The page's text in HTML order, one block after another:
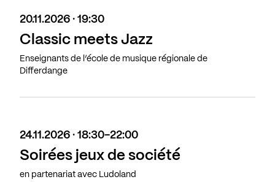
20.11.2026 · 19:30
Classic meets Jazz
Enseignants de l’école de musique régionale de
Differdange
24.11.2026 · 18:30-22:00
Soirées jeux de société
en partenariat avec Ludoland